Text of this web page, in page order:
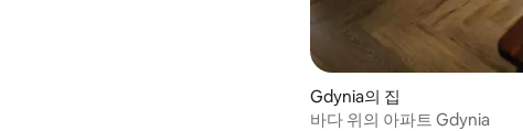
Gdynia의 집
바다 위의 아파트 Gdynia